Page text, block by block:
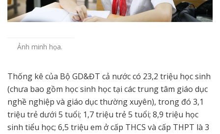
Ảnh minh họa.
Thống kê của Bộ GD&ĐT cả nước có 23,2 triệu học sinh
(chưa bao gồm học sinh học tại các trung tâm giáo dục
nghề nghiệp và giáo dục thường xuyên), trong đó 3,1
triệu trẻ dưới 5 tuổi; 1,7 triệu trẻ 5 tuổi; 8,9 triệu học
sinh tiểu học; 6,5 triệu em ở cấp THCS và cấp THPT là 3